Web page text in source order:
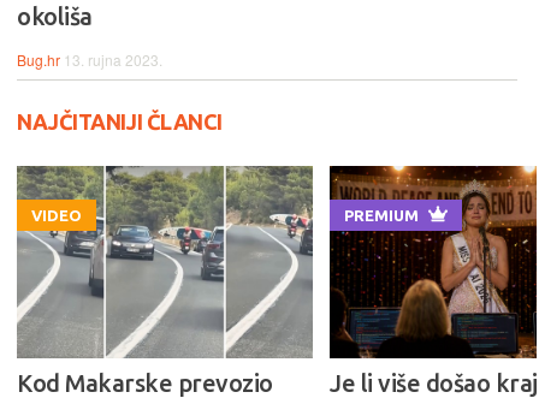
okoliša
Bug.hr 13. rujna 2023.
NAJČITANIJI ČLANCI
VIDEO
Kod Makarske prevozio
PREMIUM
Je li više došao kraj